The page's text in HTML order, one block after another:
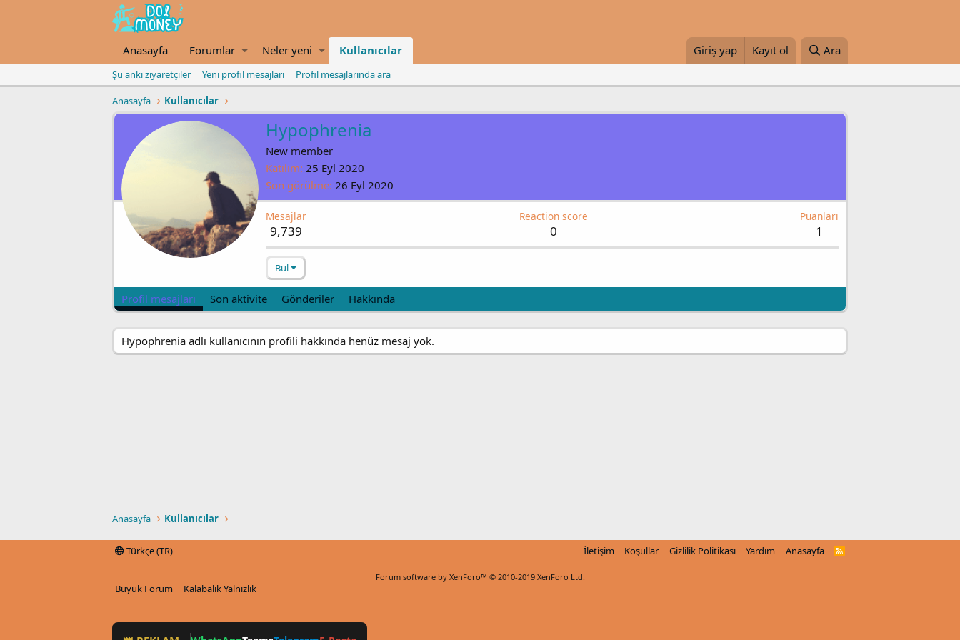
Anasayfa Forumlar Neler yeni Kullanıcılar Giriş yap Kayıt ol Ara
Şu anki ziyaretçiler Yeni profil mesajları Profil mesajlarında ara
Anasayfa Kullanıcılar
Hypophrenia
New member
Katılım 25 Eyl 2020
Son görülme 26 Eyl 2020
Mesajlar
9,739
Reaction score
0
Puanları
1
Bul
Profil mesajları Son aktivite Gönderiler Hakkında
Hypophrenia adlı kullanıcının profili hakkında henüz mesaj yok.
Anasayfa Kullanıcılar
Türkçe (TR) İletişim Koşullar Gizlilik Politikası Yardım Anasayfa
R
Forum software by XenForo™ © 2010-2019 XenForo Ltd.
Büyük Forum Kalabalık Yalnızlık